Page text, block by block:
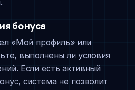
бонуса
«Мой профиль» или
выполнены ли условия
Если есть активный
система не позволит